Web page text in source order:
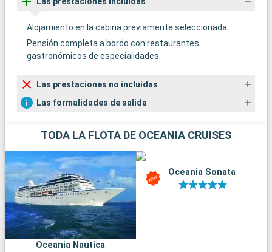
Alojamiento en la cabina previamente seleccionada.
Pensión completa a bordo con restaurantes
gastronómicos de especialidades.
Las prestaciones no incluídas
Las formalidades de salida
TODA LA FLOTA DE OCEANIA CRUISES
Oceania Nautica
Oceania Sonata